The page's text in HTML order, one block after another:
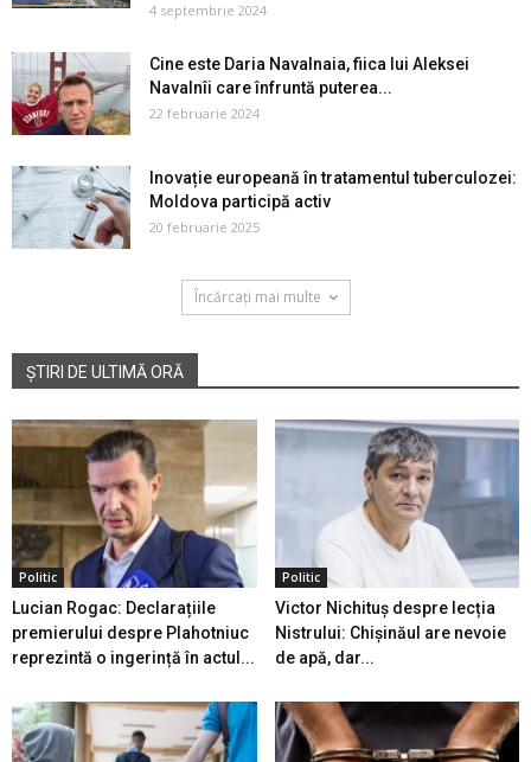
4 septembrie 2024
Cine este Daria Navalnaia, fiica lui Aleksei
Navalnîi care înfruntă puterea...
22 februarie 2024
Inovație europeană în tratamentul tuberculozei:
Moldova participă activ
20 februarie 2025
Încărcați mai multe
ȘTIRI DE ULTIMĂ ORĂ
Politic
Lucian Rogac: Declarațiile
premierului despre Plahotniuc
reprezintă o ingerință în actul...
Politic
Victor Nichituș despre lecția
Nistrului: Chișinăul are nevoie
de apă, dar...